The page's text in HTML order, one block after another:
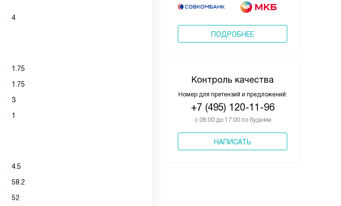
ПОДРОБНЕЕ
Контроль качества
Номер для претензий и предложений:
+7 (495) 120-11-96
с 08:00 до 17:00 по будням
НАПИСАТЬ
4
1.75
1.75
3
1
4.5
58.2
52